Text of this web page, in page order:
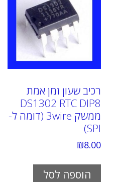
רכיב שעון זמן אמת
DS1302 RTC DIP8
ממשק 3wire (דומה ל-
SPI)
₪8.00
הוספה לסל